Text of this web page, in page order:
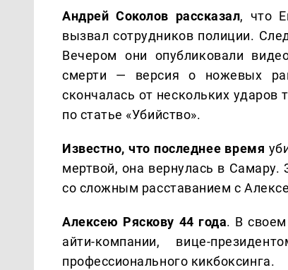
Андрей Соколов рассказал, что
вызвал сотрудников полиции.
Вечером они опубликовали
смерти — версия о ножевых
скончалась от нескольких
по статье «Убийство».
Известно, что последнее время
мертвой, она вернулась в
со сложным расставанием с
Алексею Ряскову 44 года. В своем
айти-компании, вице-
профессионального кикбоксинга.